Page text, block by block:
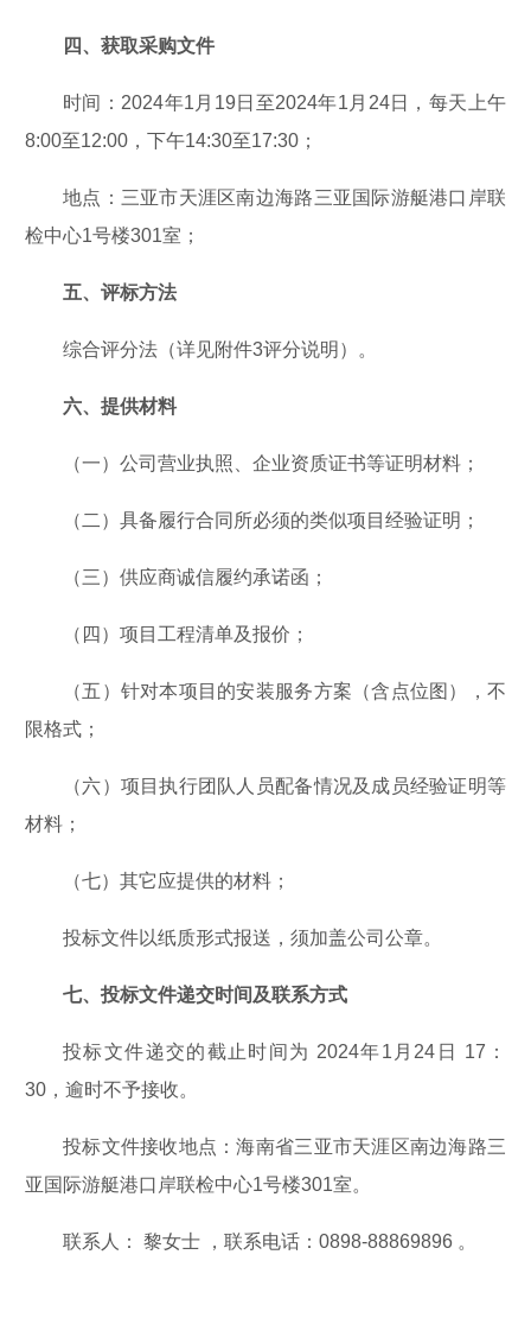
四、获取采购文件
时间：2024年1月19日至2024年1月24日，每天上午
8:00至12:00，下午14:30至17:30；
地点：三亚市天涯区南边海路三亚国际游艇港口岸联
检中心1号楼301室；
五、评标方法
综合评分法（详见附件3评分说明）。
六、提供材料
（一）公司营业执照、企业资质证书等证明材料；
（二）具备履行合同所必须的类似项目经验证明；
（三）供应商诚信履约承诺函；
（四）项目工程清单及报价；
（五）针对本项目的安装服务方案（含点位图），不
限格式；
（六）项目执行团队人员配备情况及成员经验证明等
材料；
（七）其它应提供的材料；
投标文件以纸质形式报送，须加盖公司公章。
七、投标文件递交时间及联系方式
投标文件递交的截止时间为 2024年1月24日 17：
30，逾时不予接收。
投标文件接收地点：海南省三亚市天涯区南边海路三
亚国际游艇港口岸联检中心1号楼301室。
联系人： 黎女士 ，联系电话：0898-88869896 。